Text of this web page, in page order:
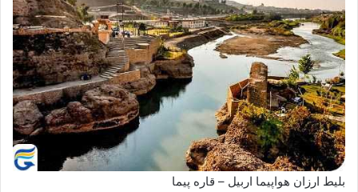
بلیط ارزان هواپیما اربیل – قاره پیما